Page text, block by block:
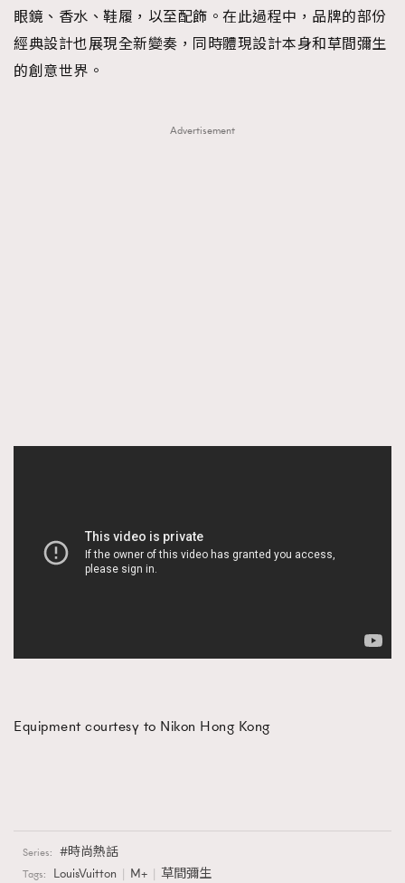
眼鏡、香水、鞋履，以至配飾。在此過程中，品牌的部份
經典設計也展現全新變奏，同時體現設計本身和草間彌生
的創意世界。
Advertisement
Equipment courtesy to Nikon Hong Kong
Series: 時尚熱話
Tags: LouisVuitton M+ 草間彌生